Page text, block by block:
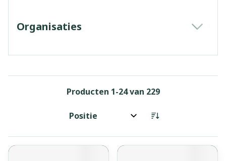
Organisaties
Producten 1-24van 229
Sorteer op: